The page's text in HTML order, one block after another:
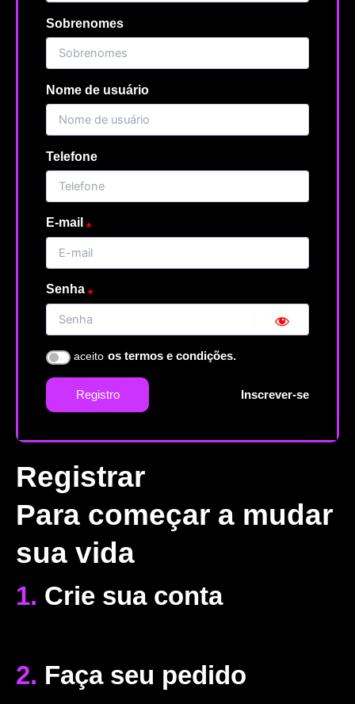
Sobrenomes
Nome de usuário
Telefone
E-mail
Senha
aceito os termos e condições.
Registro Inscrever-se
Registrar
Para começar a mudar
sua vida
1. Crie sua conta
2. Faça seu pedido